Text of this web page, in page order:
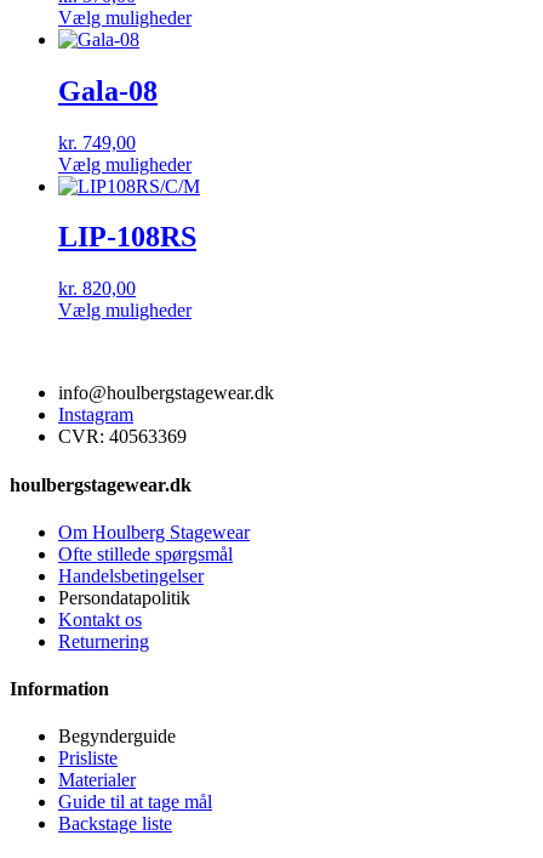
vælges
Vælg mulighederDette
vælges
på
Gala-08
kr. 749,00
Vælg mulighederDette
vare
flere
varianter.
vælges
LIP-108RS
kr. 820,00
Vælg mulighederDette
varianter.
på
info@houlbergstagewear.dk
Instagram
CVR: 40563369
houlbergstagewear.dk
Om Houlberg Stagewear
Ofte stillede spørgsmål
Handelsbetingelser
Persondatapolitik
Kontakt os
Returnering
Information
Begynderguide
Prisliste
Materialer
Guide til at tage mål
Backstage liste